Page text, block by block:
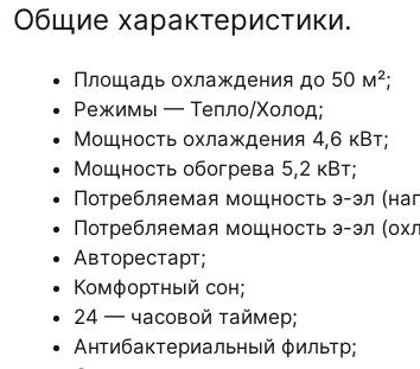
Общие характеристики.
Площадь охлаждения до 50 м²;
Режимы — Тепло/Холод;
Мощность охлаждения 4,6 кВт;
Мощность обогрева 5,2 кВт;
Потребляемая мощность э-эл
Потребляемая мощность э-эл
Авторестарт;
Комфортный сон;
24 — часовой таймер;
Антибактериальный фильтр;